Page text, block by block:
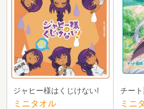
ジャヒー様はくじけない!
ミニタオル
チー
ミニ